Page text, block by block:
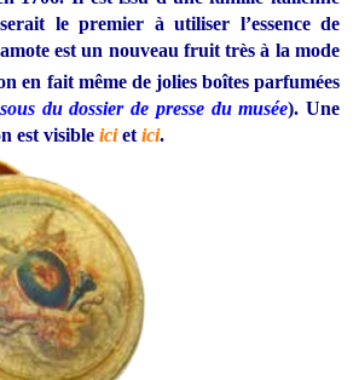
le premier à utiliser l’essence de
est un nouveau fruit très à la mode
en fait même de jolies boîtes parfumées
du dossier de presse du musée). Une
est visible iciet ici.